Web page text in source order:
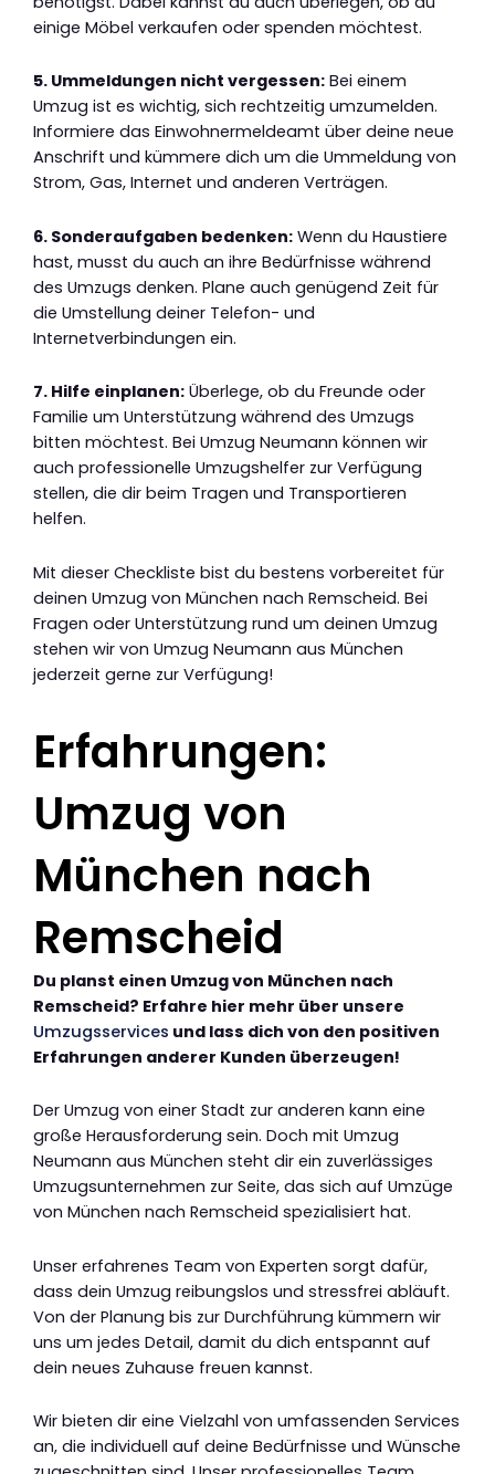
einige Möbel verkaufen oder spenden möchtest.
5. Ummeldungen nicht vergessen: Bei einem
Umzug ist es wichtig, sich rechtzeitig umzumelden.
Informiere das Einwohnermeldeamt über deine neue
Anschrift und kümmere dich um die Ummeldung von
Strom, Gas, Internet und anderen Verträgen.
6. Sonderaufgaben bedenken: Wenn du Haustiere
hast, musst du auch an ihre Bedürfnisse während
des Umzugs denken. Plane auch genügend Zeit für
die Umstellung deiner Telefon- und
Internetverbindungen ein.
7. Hilfe einplanen: Überlege, ob du Freunde oder
Familie um Unterstützung während des Umzugs
bitten möchtest. Bei Umzug Neumann können wir
auch professionelle Umzugshelfer zur Verfügung
stellen, die dir beim Tragen und Transportieren
helfen.
Mit dieser Checkliste bist du bestens vorbereitet für
deinen Umzug von München nach Remscheid. Bei
Fragen oder Unterstützung rund um deinen Umzug
stehen wir von Umzug Neumann aus München
jederzeit gerne zur Verfügung!
Erfahrungen:
Umzug von
München nach
Remscheid
Du planst einen Umzug von München nach
Remscheid? Erfahre hier mehr über unsere
Umzugsservices und lass dich von den positiven
Erfahrungen anderer Kunden überzeugen!
Der Umzug von einer Stadt zur anderen kann eine
große Herausforderung sein. Doch mit Umzug
Neumann aus München steht dir ein zuverlässiges
Umzugsunternehmen zur Seite, das sich auf Umzüge
von München nach Remscheid spezialisiert hat.
Unser erfahrenes Team von Experten sorgt dafür,
dass dein Umzug reibungslos und stressfrei abläuft.
Von der Planung bis zur Durchführung kümmern wir
uns um jedes Detail, damit du dich entspannt auf
dein neues Zuhause freuen kannst.
Wir bieten dir eine Vielzahl von umfassenden Services
an, die individuell auf deine Bedürfnisse und Wünsche